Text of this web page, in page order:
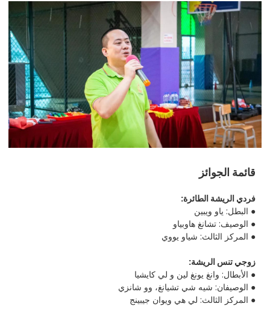
قائمة الجوائز
فردي الريشة الطائرة:
● البطل: ياو ويبين
● الوصيف: تشانغ هاوبياو
● المركز الثالث: شياو يووي
زوجي تنس الريشة:
● الأبطال: وانغ يونغ لين و لي كايشيا
● الوصيفان: شيه شي تشيانغ، وو شانزي
● المركز الثالث: لي هي ويوان جيبينج